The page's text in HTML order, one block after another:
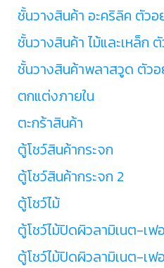
ชั้นวางสินค้า อะคริลิค ตัวอ
ชั้นวางสินค้า ไม้และเหล็ก
ชั้นวางสินค้าพลาสวูด ตัว
ตกแต่งภายใน
ตะกร้าสินค้า
ตู้โชว์สินค้ากระจก
ตู้โชว์สินค้ากระจก 2
ตู้โชว์ไม้
ตู้โชว์ไม้ปิดผิวลามิเนต-เฟ
ตู้โชว์ไม้ปิดผิวลามิเนต-เฟ